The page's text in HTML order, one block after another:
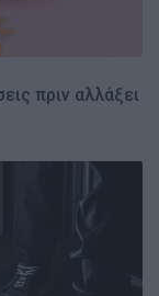
πριν αλλάξει